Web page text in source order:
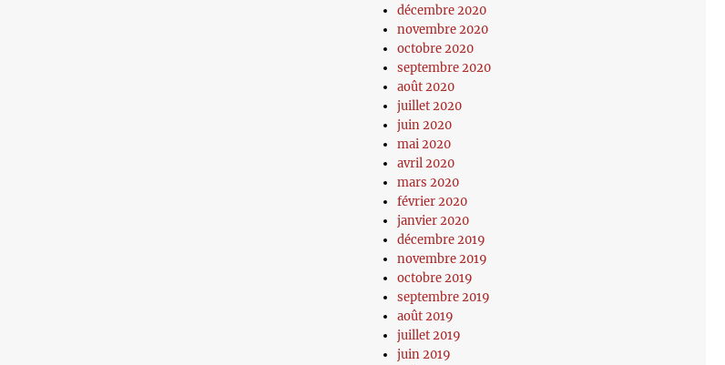
décembre 2020
novembre 2020
octobre 2020
septembre 2020
août 2020
juillet 2020
juin 2020
mai 2020
avril 2020
mars 2020
février 2020
janvier 2020
décembre 2019
novembre 2019
octobre 2019
septembre 2019
août 2019
juillet 2019
juin 2019